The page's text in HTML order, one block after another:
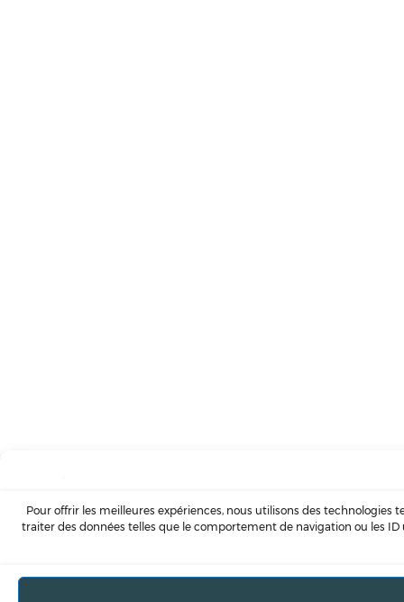
Pour offrir les meilleures expériences, nous utilisons des
traiter des données telles que le comportement de navigation ou les